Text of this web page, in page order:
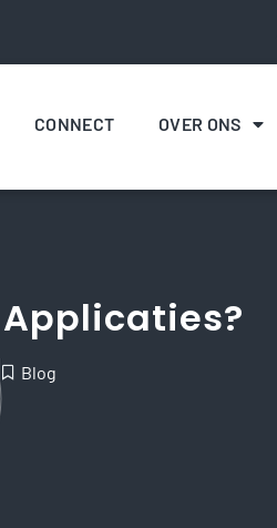
CONNECT OVER ONS
Blog